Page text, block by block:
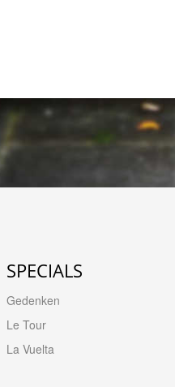
SPECIALS
Gedenken
Le Tour
La Vuelta